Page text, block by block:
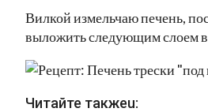
Вилкой измельчаю печень,
выложить следующим слоем
Читайте такжеu: